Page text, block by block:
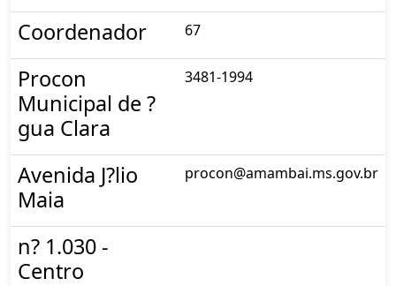
Coordenador 67
Procon
Municipal de ?
gua Clara
3481-1994
Avenida J?lio
Maia
procon@amambai.ms.gov.br
n? 1.030 -
Centro